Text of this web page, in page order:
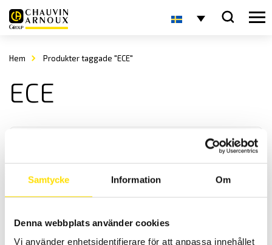
Samtycke Information Om
Denna webbplats använder cookies
Vi använder enhetsidentifierare för att anpassa innehållet
Hem Produkter taggade "ECE"
ECE
KERN ECE Bordsvåg
Bordsvågen ECE från Kern är en kompakt och enkel våg med en